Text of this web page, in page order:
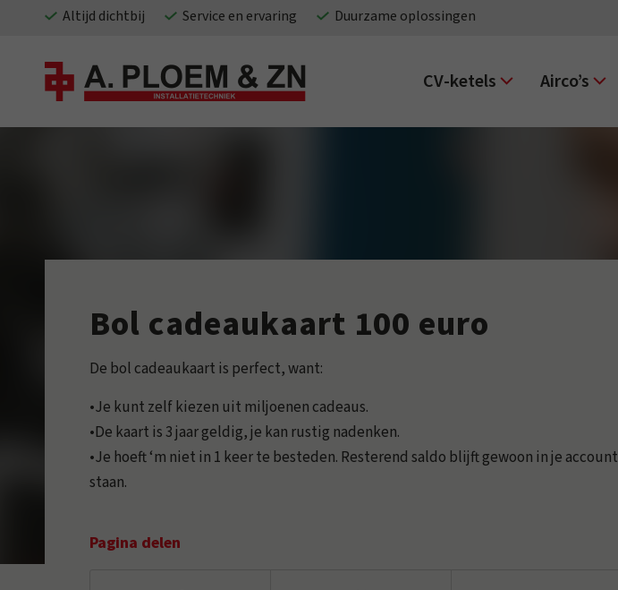
Altijd dichtbij Service en ervaring Duurzame oplossingen
CV-ketels Airco’s
Bol cadeaukaart 100 euro
De bol cadeaukaart is perfect, want:
•Je kunt zelf kiezen uit miljoenen cadeaus.
•De kaart is 3 jaar geldig, je kan rustig nadenken.
•Je hoeft ‘m niet in 1 keer te besteden. Resterend saldo blijft gewoon in je account
staan.
Pagina delen